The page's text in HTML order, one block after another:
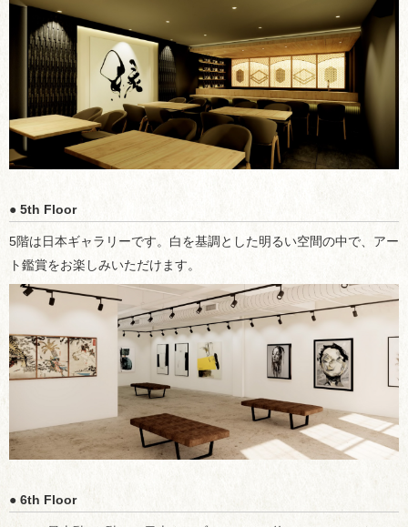
● 5th Floor
5階は日本ギャラリーです。白を基調とした明るい空間の中で、アー
ト鑑賞をお楽しみいただけます。
● 6th Floor